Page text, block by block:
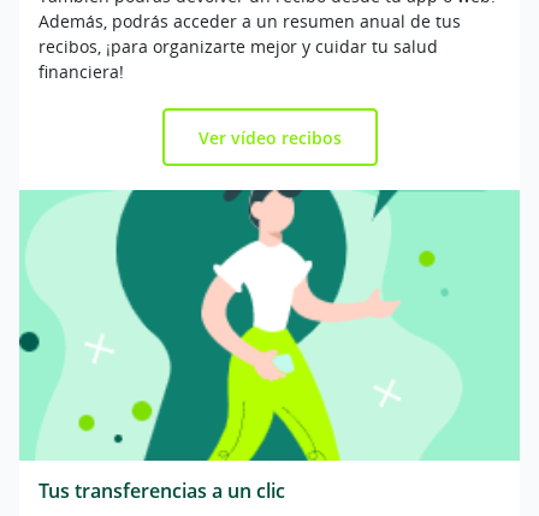
Además, podrás acceder a un resumen anual de tus
recibos, ¡para organizarte mejor y cuidar tu salud
financiera!
Ver vídeo recibos
Tus transferencias a un clic